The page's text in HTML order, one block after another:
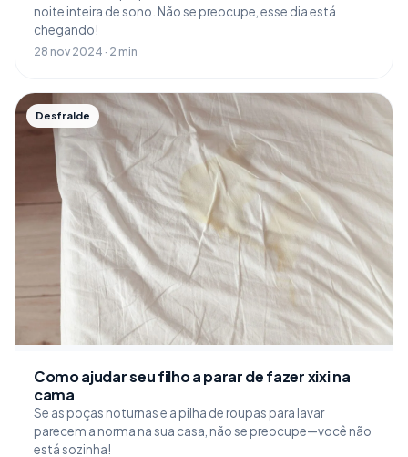
noite inteira de sono. Não se preocupe, esse dia está
chegando!
28 nov 2024 · 2 min
Desfralde
Como ajudar seu filho a parar de fazer xixi na
cama
Se as poças noturnas e a pilha de roupas para lavar
parecem a norma na sua casa, não se preocupe—você não
está sozinha!